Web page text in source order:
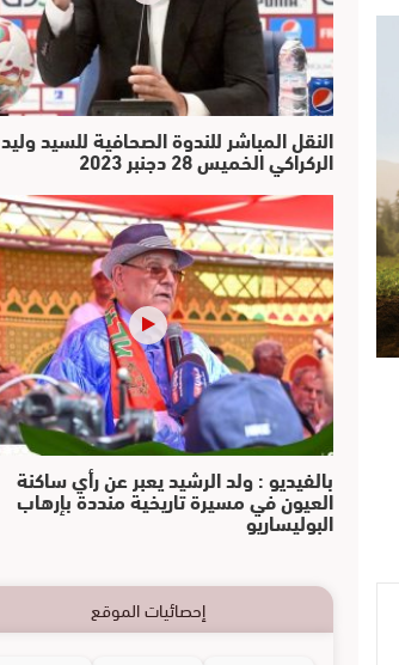
النقل المباشر للندوة الصحافية للسيد وليد
الركراكي الخميس 28 دجنبر 2023
بالفيديو : ولد الرشيد يعبر عن رأي ساكنة
العيون في مسيرة تاريخية منددة بإرهاب
البوليساريو
إحصائيات الموقع